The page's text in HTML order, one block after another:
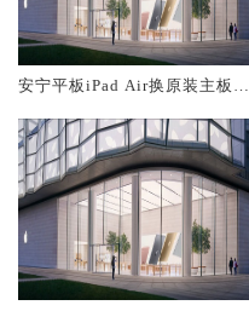
安宁平板iPad Air换原装主板维